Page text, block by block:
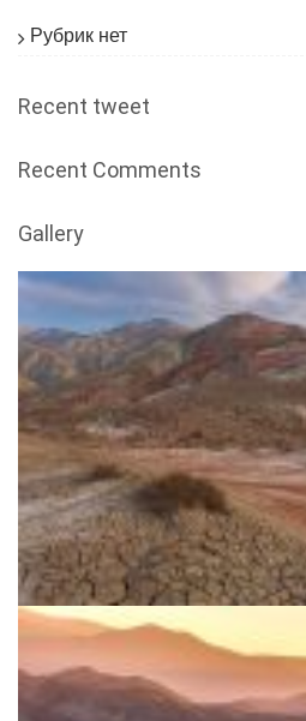
Рубрик нет
Recent tweet
Recent Comments
Gallery